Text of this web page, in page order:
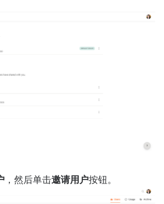
，然后单击邀请用户按钮。